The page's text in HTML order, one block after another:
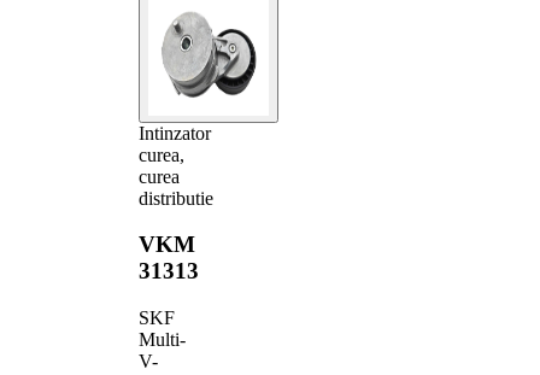
Intinzator
curea,
curea
distributie
VKM
31313
SKF
Multi-
V-